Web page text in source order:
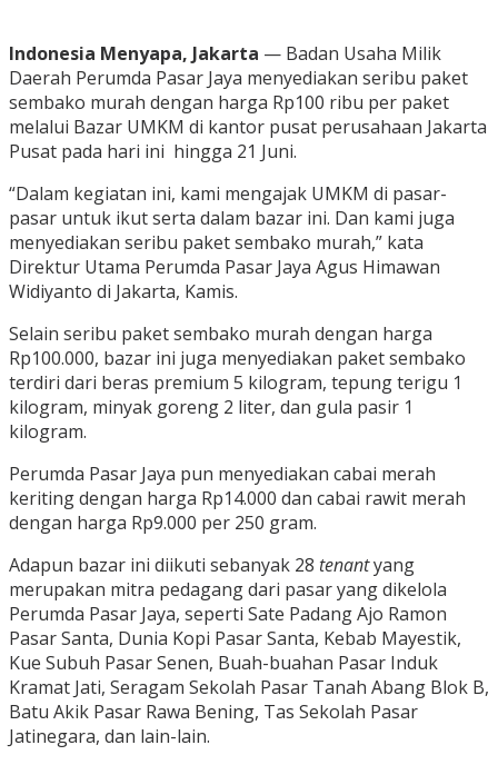
Indonesia Menyapa, Jakarta — Badan Usaha Milik
Daerah Perumda Pasar Jaya menyediakan seribu paket
sembako murah dengan harga Rp100 ribu per paket
melalui Bazar UMKM di kantor pusat perusahaan Jakarta
Pusat pada hari ini hingga 21 Juni.
“Dalam kegiatan ini, kami mengajak UMKM di pasar-
pasar untuk ikut serta dalam bazar ini. Dan kami juga
menyediakan seribu paket sembako murah,” kata
Direktur Utama Perumda Pasar Jaya Agus Himawan
Widiyanto di Jakarta, Kamis.
Selain seribu paket sembako murah dengan harga
Rp100.000, bazar ini juga menyediakan paket sembako
terdiri dari beras premium 5 kilogram, tepung terigu 1
kilogram, minyak goreng 2 liter, dan gula pasir 1
kilogram.
Perumda Pasar Jaya pun menyediakan cabai merah
keriting dengan harga Rp14.000 dan cabai rawit merah
dengan harga Rp9.000 per 250 gram.
Adapun bazar ini diikuti sebanyak 28 tenantyang
merupakan mitra pedagang dari pasar yang dikelola
Perumda Pasar Jaya, seperti Sate Padang Ajo Ramon
Pasar Santa, Dunia Kopi Pasar Santa, Kebab Mayestik,
Kue Subuh Pasar Senen, Buah-buahan Pasar Induk
Kramat Jati, Seragam Sekolah Pasar Tanah Abang Blok B,
Batu Akik Pasar Rawa Bening, Tas Sekolah Pasar
Jatinegara, dan lain-lain.